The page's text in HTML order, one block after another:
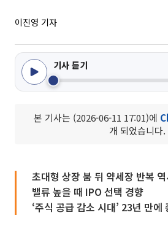
이진영 기자
기사 듣기
본 기사는 (2026-06-11 17:01)에
개 되었습니다.
초대형 상장 붐 뒤 약세장 반복
밸류 높을 때 IPO 선택 경향
‘주식 공급 감소 시대’ 23년 만에